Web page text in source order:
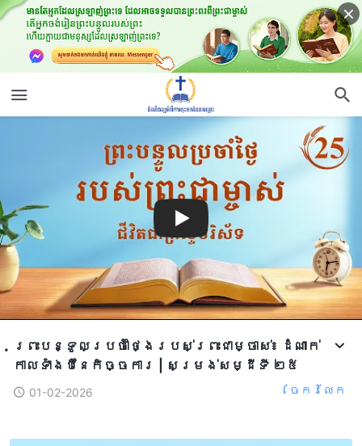
ព្រះបន្ទូលប្រចាំថ្ងៃរបស់ព្រះជាម្ចាស់៖ ដំណាក់
កាលទាំងបីនៃកិច្ចការ | សម្រង់សម្ដីទី ២៥
01-02-2026 ចែក​រំលែក